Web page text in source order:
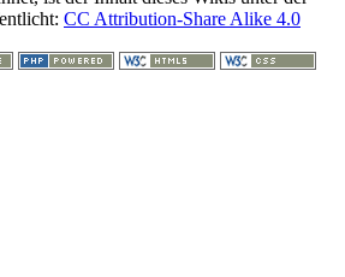
CC Attribution-Share Alike 4.0